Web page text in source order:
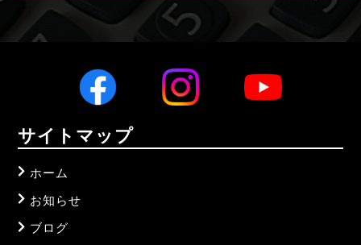
サイトマップ
ホーム
お知らせ
ブログ